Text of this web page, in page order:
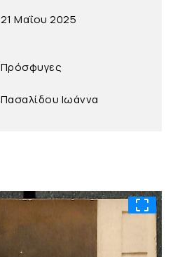
21 Μαΐου 2025
Πρόσφυγες
Πασαλίδου Ιωάννα